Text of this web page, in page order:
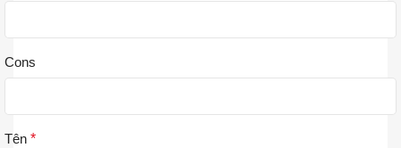
Cons
Tên *